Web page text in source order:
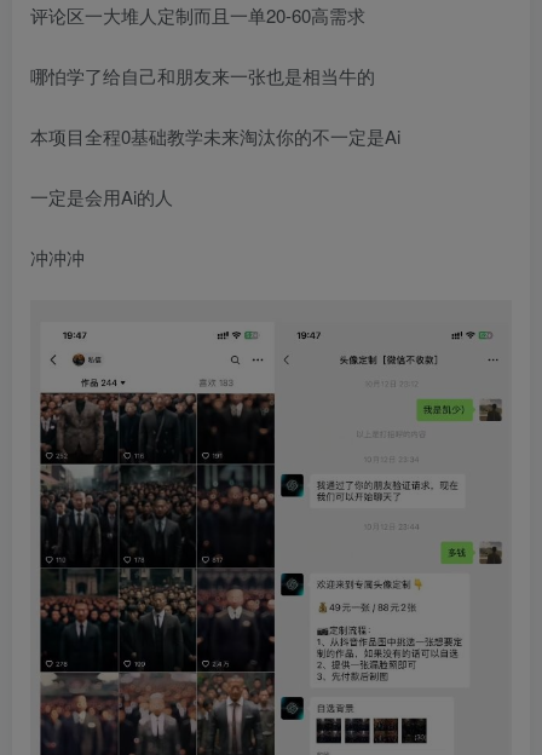
评论区一大堆人定制而且一单20-60高需求
哪怕学了给自己和朋友来一张也是相当牛的
本项目全程0基础教学未来淘汰你的不一定是Ai
一定是会用Ai的人
冲冲冲